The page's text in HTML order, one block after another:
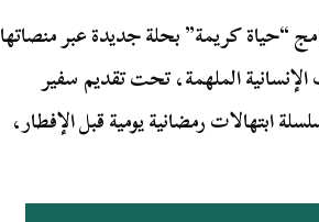
“حياة كريمة” بحلة جديدة عبر منصاتها
الملهمة، تحت تقديم سفير
ابتهالات رمضانية يومية قبل الإفطار،